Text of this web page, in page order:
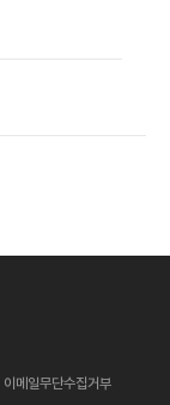
이메일무단수집거부